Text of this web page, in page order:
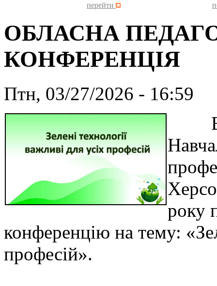
перейти
ОБЛАСНА
КОНФЕРЕНЦІЯ
Птн, 03/27/2026 - 16:59
року
конференцію на тему:
професій».